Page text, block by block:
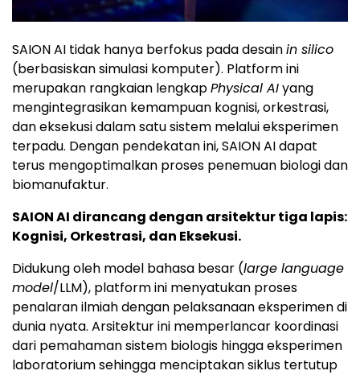
SAION AI tidak hanya berfokus pada desainin silico
(berbasiskan simulasi komputer). Platform ini
merupakan rangkaian lengkapPhysical AIyang
mengintegrasikan kemampuan kognisi, orkestrasi,
dan eksekusi dalam satu sistem melalui eksperimen
terpadu. Dengan pendekatan ini, SAION AI dapat
terus mengoptimalkan proses penemuan biologi dan
biomanufaktur.
SAION AI dirancang dengan arsitektur tiga lapis:
Kognisi, Orkestrasi, dan Eksekusi.
Didukung oleh model bahasa besar (large language
model/LLM), platform ini menyatukan proses
penalaran ilmiah dengan pelaksanaan eksperimen di
dunia nyata. Arsitektur ini memperlancar koordinasi
dari pemahaman sistem biologis hingga eksperimen
laboratorium sehingga menciptakan siklus tertutup